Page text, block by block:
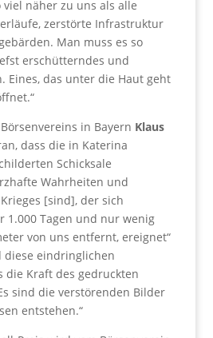
näher zu uns als alle
zerstörte Infrastruktur
Man muss es so
erschütterndes und
Eines, das unter die Haut geht
in Bayern Klaus
dass die in Katerina
Schicksale
Wahrheiten und
[sind], der sich
1.000 Tagen und nur wenig
von uns entfernt, ereignet“
diese eindringlichen
die Kraft des gedruckten
sind die verstörenden Bilder
entstehen.“